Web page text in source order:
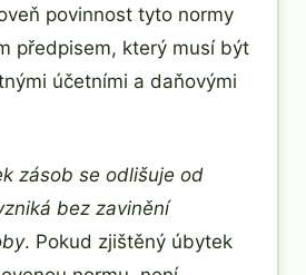
povinnost tyto normy
předpisem, který musí být
účetními a daňovými
zásob se odlišuje od
bez zavinění
. Pokud zjištěný úbytek